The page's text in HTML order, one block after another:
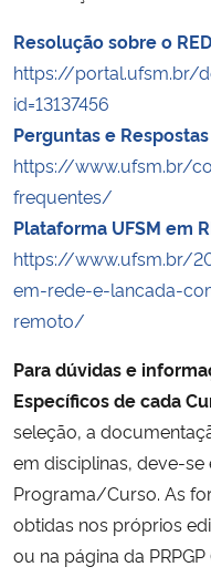
Resolução sobre o
https://portal.ufsm.br/
id=13137456
Perguntas e
https://www.ufsm.br/
frequentes/
Plataforma UFSM em
https://www.ufsm.br/
em-rede-e-lancada-
remoto/
Para dúvidas e
Específicos de cada
seleção, a
em disciplinas, deve-se
Programa/Curso. As
obtidas nos próprios
ou na página da PRPGP